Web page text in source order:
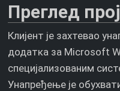
Преглед
Клијент је захтевао
додатка за Microsoft
специјализованим
Унапређење је